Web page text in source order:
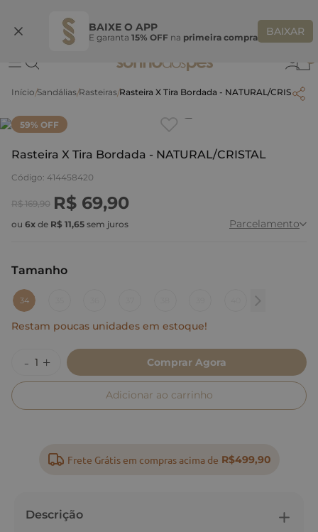
BAIXE O APP
E garanta 15% OFF na primeira compra BAIXAR
Ganhe 10% OFF na coleção utilizando o código do seu vendedor*
Sandálias Rasteiras Rasteira X Tira Bordada - NATURAL/CRISTAL
59% OFF
Rasteira X Tira Bordada - NATURAL/CRISTAL
Código: 414458420
R$ 169,90 R$ 69,90
ou 6x de R$ 11,65 sem juros Parcelamento
Tamanho
: 34
34
Restam poucas unidades em estoque!
Comprar Agora
Adicionar ao carrinho
Frete Grátis em compras acima de R$499,90
Descrição